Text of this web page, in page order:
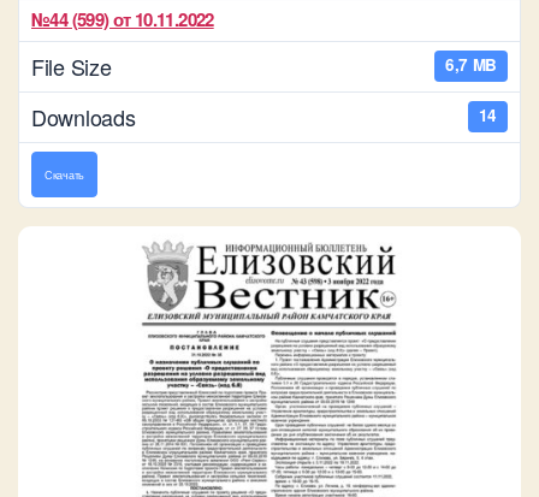
№44 (599) от 10.11.2022
File Size 6,7 MB
Downloads 14
Скачать